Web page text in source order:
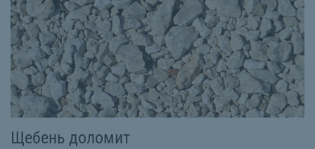
Щебень доломит